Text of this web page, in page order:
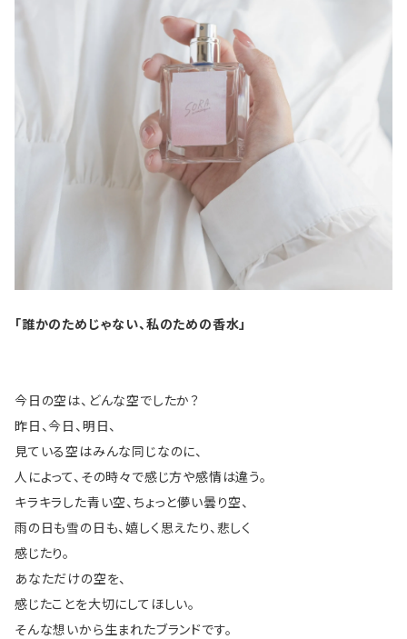
「誰かのためじゃない、私のための香水」
今日の空は、どんな空でしたか？
昨日、今日、明日、
見ている空はみんな同じなのに、
人によって、その時々で感じ方や感情は違う。
キラキラした青い空、ちょっと儚い曇り空、
雨の日も雪の日も、嬉しく思えたり、悲しく
感じたり。
あなただけの空を、
感じたことを大切にしてほしい。
そんな想いから生まれたブランドです。